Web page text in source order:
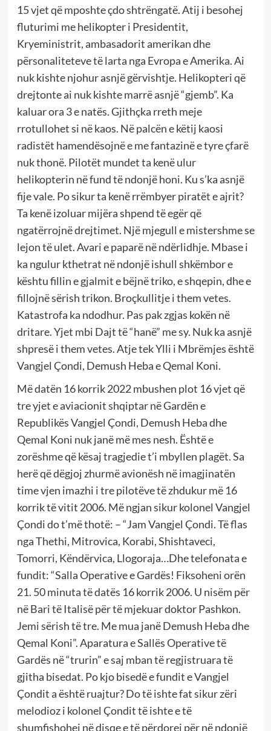
15 vjet që mposhte çdo shtrëngatë. Atij i besohej
fluturimi me helikopter i Presidentit,
Kryeministrit, ambasadorit amerikan dhe
përsonaliteteve të larta nga Evropa e Amerika. Ai
nuk kishte njohur asnjë gërvishtje. Helikopteri që
drejtonte ai nuk kishte marrë asnjë “gjemb”. Ka
kaluar ora 3 e natës. Gjithçka rreth meje
rrotullohet si në kaos. Në palcën e këtij kaosi
radistët hamendësojnë e me fantazinë e tyre çfarë
nuk thonë. Pilotët mundet ta kenë ulur
helikopterin në fund të ndonjë honi. Ku s’ka asnjë
fije vale. Po sikur ta kenë rrëmbyer piratët e ajrit?
Ta kenë izoluar mijëra shpend të egër që
ngatërrojnë drejtimet. Një mjegull e mistershme se
lejon të ulet. Avari e paparë në ndërlidhje. Mbase i
ka ngulur kthetrat në ndonjë ishull shkëmbor e
kështu fillin e gjalmit e bëjnë triko, e shqepin, dhe e
fillojnë sërish trikon. Broçkullitje i them vetes.
Katastrofa ka ndodhur. Pas pak zgjas kokën në
dritare. Yjet mbi Dajt të “hanë” me sy. Nuk ka asnjë
shpresë i them vetes. Atje tek Ylli i Mbrëmjes është
Vangjel Çondi, Demush Heba e Qemal Koni.
Më datën 16 korrik 2022 mbushen plot 16 vjet që
tre yjet e aviacionit shqiptar në Gardën e
Republikës Vangjel Çondi, Demush Heba dhe
Qemal Koni nuk janë më mes nesh. Është e
zorëshme që kësaj tragjedie t’i mbyllen plagët. Sa
herë që dëgjoj zhurmë avionësh në imagjinatën
time vjen imazhi i tre pilotëve të zhdukur më 16
korrik të vitit 2006. Më ngjan sikur kolonel Vangjel
Çondi do t’më thotë: – “Jam Vangjel Çondi. Të flas
nga Thethi, Mitrovica, Korabi, Shishtaveci,
Tomorri, Këndërvica, Llogoraja…Dhe telefonata e
fundit: “Salla Operative e Gardës! Fiksoheni orën
21. 50 minuta të datës 16 korrik 2006. U nisëm për
në Bari të Italisë për të mjekuar doktor Pashkon.
Jemi sërish të tre. Me mua janë Demush Heba dhe
Qemal Koni”. Aparatura e Sallës Operative të
Gardës në “trurin” e saj mban të regjistruara të
gjitha bisedat. Po kjo bisedë e fundit e Vangjel
Çondit a është ruajtur? Do të ishte fat sikur zëri
melodioz i kolonel Çondit të ishte e të
shumfishohej në disqe e të përdorej për në ndonjë